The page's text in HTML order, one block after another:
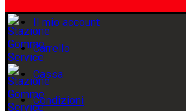
Il mio account
Carrello
Cassa
Condizioni